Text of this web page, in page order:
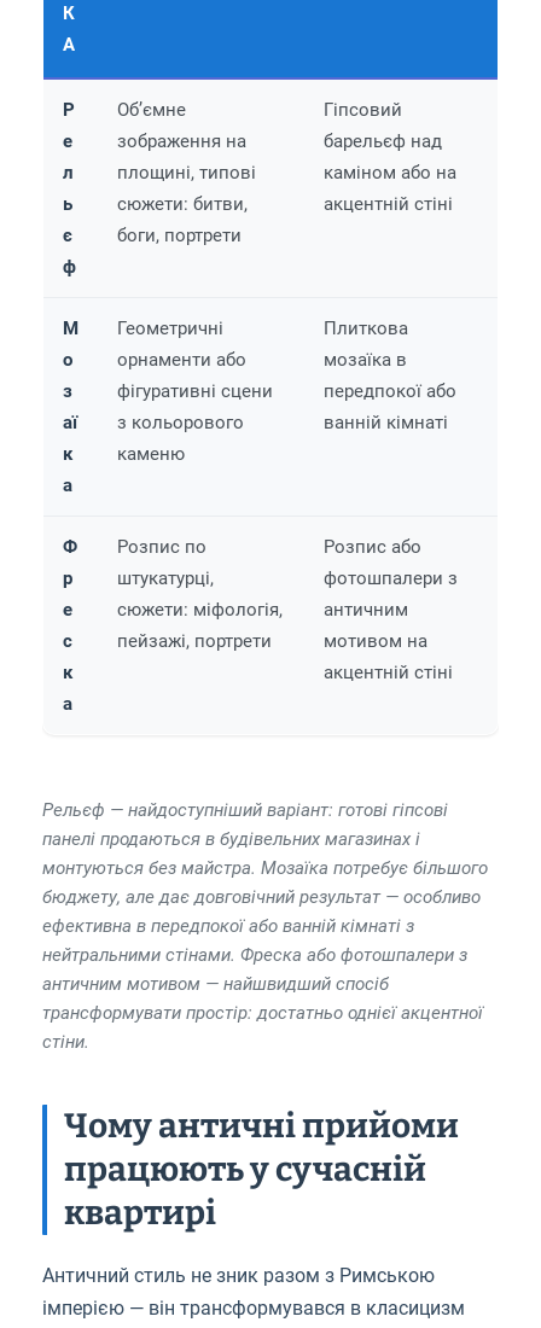
К
А
Р
е
л
ь
є
ф
Об’ємне
зображення на
площині, типові
сюжети: битви,
боги, портрети
Гіпсовий
барельєф над
каміном або на
акцентній стіні
М
о
з
аї
к
а
Геометричні
орнаменти або
фігуративні сцени
з кольорового
каменю
Плиткова
мозаїка в
передпокої або
ванній кімнаті
Ф
р
е
с
к
а
Розпис по
штукатурці,
сюжети: міфологія,
пейзажі, портрети
Розпис або
фотошпалери з
античним
мотивом на
акцентній стіні
Рельєф — найдоступніший варіант: готові гіпсові
панелі продаються в будівельних магазинах і
монтуються без майстра. Мозаїка потребує більшого
бюджету, але дає довговічний результат — особливо
ефективна в передпокої або ванній кімнаті з
нейтральними стінами. Фреска або фотошпалери з
античним мотивом — найшвидший спосіб
трансформувати простір: достатньо однієї акцентної
стіни.
Чому античні прийоми
працюють у сучасній
квартирі
Античний стиль не зник разом з Римською
імперією — він трансформувався в класицизм